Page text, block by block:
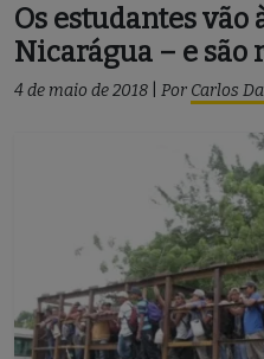
Os estudantes vão
Nicarágua – e são
4 de maio de 2018 Por Carlos